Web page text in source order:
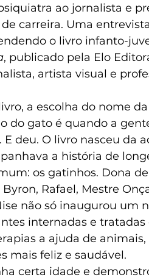
ao jornalista e
carreira. Uma
o livro infanto-
, publicado pela Elo
artista visual e
a escolha do nome da
do gato é quando a
E deu. O livro nasceu da
a história de
os gatinhos. Dona
Rafael, Mestre
não só inaugurou um
internadas e tratadas
a ajuda de animais,
mais feliz e saudável.
certa idade e